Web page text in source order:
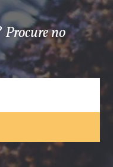
Procure no